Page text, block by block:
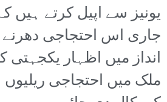
یونیز سے اپیل کرتے ہیں
جاری اس احتجاجی دھرنے
انداز میں اظہار یکجہتی
ملک میں احتجاجی